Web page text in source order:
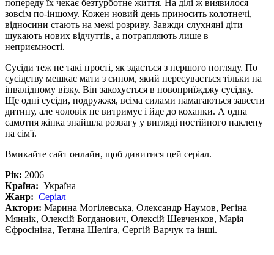
попереду їх чекає безтурботне життя. На ділі ж виявилося
зовсім по-іншому. Кожен новий день приносить колотнечі,
відносини стають на межі розриву. Завжди слухняні діти
шукають нових відчуттів, а потрапляють лише в
неприємності.
Сусіди теж не такі прості, як здається з першого погляду. По
сусідству мешкає мати з сином, який пересувається тільки на
інвалідному візку. Він закохується в новоприїжджу сусідку.
Ще одні сусіди, подружжя, всіма силами намагаються завести
дитину, але чоловік не витримує і йде до коханки. А одна
самотня жінка знайшла розвагу у вигляді постійного наклепу
на сім'ї.
Вмикайте сайт онлайн, щоб дивитися цей серіал.
Рік: 2006
Країна: Україна
Жанр: Серіал
Актори: Марина Могілевська, Олександр Наумов, Регіна
Мяннік, Олексій Богданович, Олексій Шевченков, Марія
Єфросініна, Тетяна Шеліга, Сергій Варчук та інші.